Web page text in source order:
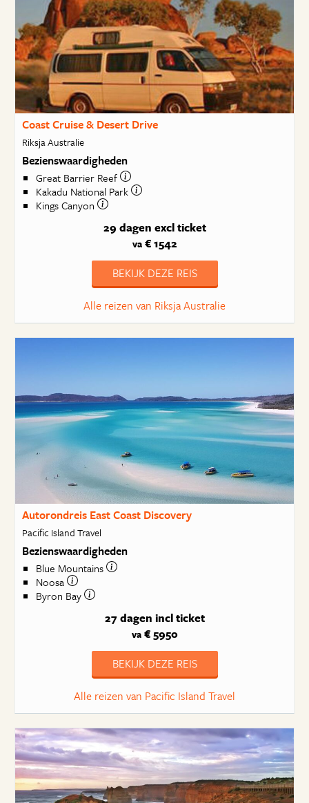
Coast Cruise & Desert Drive
Riksja Australie
Bezienswaardigheden
Great Barrier Reef
Kakadu National Park
Kings Canyon
29 dagen excl ticket
va€ 1542
BEKIJK DEZE REIS
Alle reizen van Riksja Australie
Autorondreis East Coast Discovery
Pacific Island Travel
Bezienswaardigheden
Blue Mountains
Noosa
Byron Bay
27 dagen incl ticket
va€ 5950
BEKIJK DEZE REIS
Alle reizen van Pacific Island Travel